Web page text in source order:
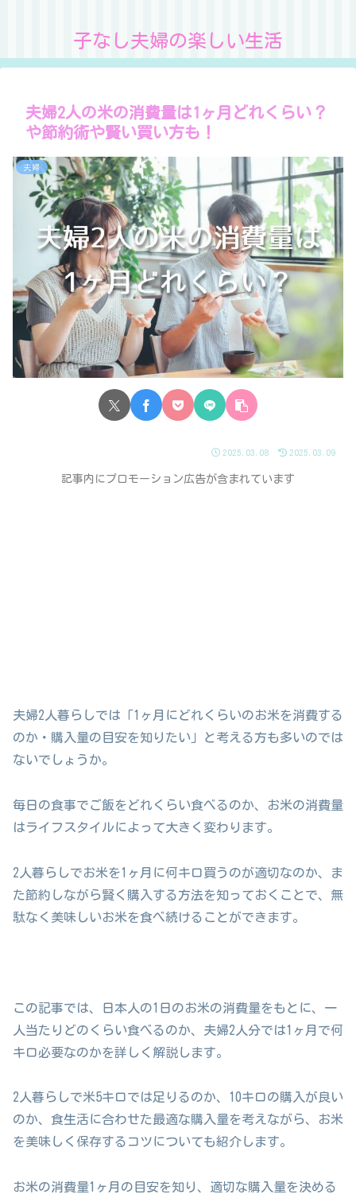
子なし夫婦の楽しい生活
夫婦2人の米の消費量は1ヶ月どれくらい？
や節約術や賢い買い方も！
夫婦
2025.03.08 2025.03.09
記事内にプロモーション広告が含まれています
夫婦2人暮らしでは「1ヶ月にどれくらいのお米を消費する
のか・購入量の目安を知りたい」と考える方も多いのでは
ないでしょうか。
毎日の食事でご飯をどれくらい食べるのか、お米の消費量
はライフスタイルによって大きく変わります。
2人暮らしでお米を1ヶ月に何キロ買うのが適切なのか、ま
た節約しながら賢く購入する方法を知っておくことで、無
駄なく美味しいお米を食べ続けることができます。
この記事では、日本人の1日のお米の消費量をもとに、一
人当たりどのくらい食べるのか、夫婦2人分では1ヶ月で何
キロ必要なのかを詳しく解説します。
2人暮らしで米5キロでは足りるのか、10キロの購入が良い
のか、食生活に合わせた最適な購入量を考えながら、お米
を美味しく保存するコツについても紹介します。
お米の消費量1ヶ月の目安を知り、適切な購入量を決める